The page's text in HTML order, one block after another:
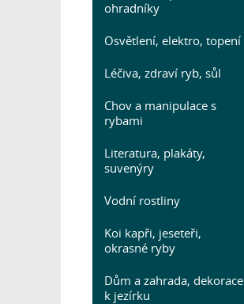
ohradníky
Osvětlení, elektro, topení
Léčiva, zdraví ryb, sůl
Chov a manipulace s
rybami
Literatura, plakáty,
suvenýry
Vodní rostliny
Koi kapři, jeseteři,
okrasné ryby
Dům a zahrada, dekorace
k jezírku